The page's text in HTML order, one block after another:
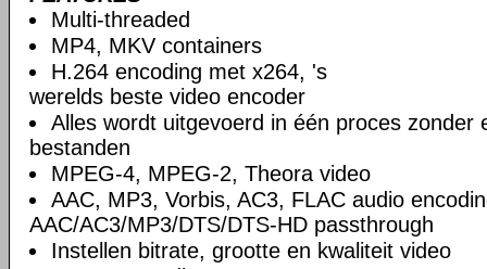
Multi-threaded
MP4, MKV containers
H.264 encoding met x264, 's
werelds beste video encoder
Alles wordt uitgevoerd in één proces zonder
bestanden
MPEG-4, MPEG-2, Theora video
AAC, MP3, Vorbis, AC3, FLAC audio
AAC/AC3/MP3/DTS/DTS-HD passthrough
Instellen bitrate, grootte en kwaliteit video